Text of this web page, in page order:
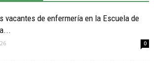
vacantes de enfermería en la Escuela de
0